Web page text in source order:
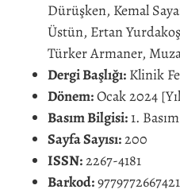
Dürüşken, Kemal
Üstün, Ertan
Türker Armaner,
Dergi Başlığı: Klinik
Dönem:Ocak 2024
Basım Bilgisi:1.
Sayfa Sayısı:200
ISSN:2267-4181
Barkod:9779772667421